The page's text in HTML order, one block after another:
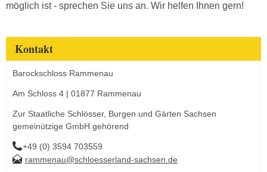
möglich ist - sprechen Sie uns an. Wir helfen Ihnen gern!
Kontakt
Barockschloss Rammenau
Am Schloss 4 | 01877 Rammenau
Zur Staatliche Schlösser, Burgen und Gärten Sachsen
gemeinützige GmbH gehörend
+49 (0) 3594 703559
rammenau@schloesserland-sachsen.de